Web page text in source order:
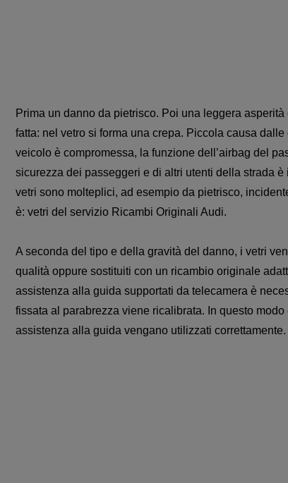
Prima un danno da pietrisco. Poi una leggera
fatta: nel vetro si forma una crepa. Piccola causa
veicolo è compromessa, la funzione dell’airbag del
sicurezza dei passeggeri e di altri utenti della strada
vetri sono molteplici, ad esempio da pietrisco,
è: vetri del servizio Ricambi Originali Audi.
A seconda del tipo e della gravità del danno, i vetri
qualità oppure sostituiti con un ricambio originale
assistenza alla guida supportati da telecamera è
fissata al parabrezza viene ricalibrata. In questo
assistenza alla guida vengano utilizzati correttamente.